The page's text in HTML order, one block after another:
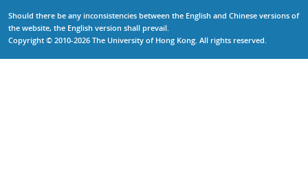
Should there be any inconsistencies between the English and Chinese versions of
the website, the English version shall prevail.
Copyright © 2010-2026 The University of Hong Kong. All rights reserved.